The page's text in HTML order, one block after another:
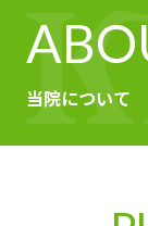
当院について